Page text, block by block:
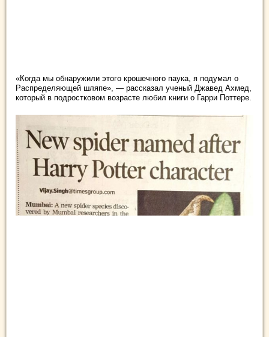
«Когда мы обнаружили этого крошечного паука, я подумал о
Распределяющей шляпе», — рассказал ученый Джавед Ахмед,
который в подростковом возрасте любил книги о Гарри Поттере.